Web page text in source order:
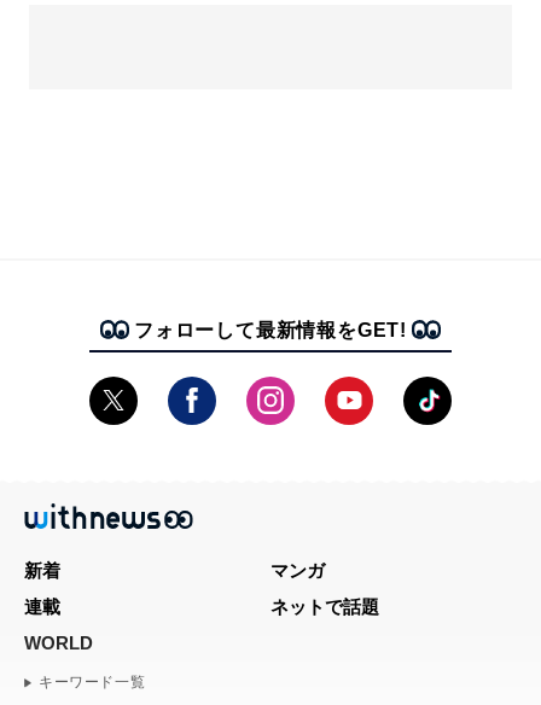
フォローして最新情報をGET!
新着
マンガ
連載
ネットで話題
WORLD
キーワード一覧